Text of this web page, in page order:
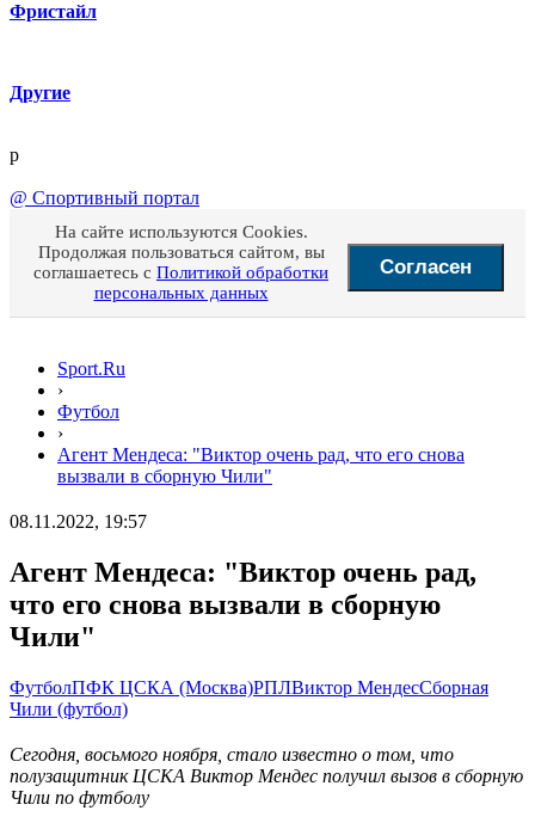
Фристайл
Другие
p
@ Спортивный портал
На сайте используются Cookies.
Продолжая пользоваться сайтом, вы
соглашаетесь с Политикой обработки
персональных данных
Согласен
Sport.Ru
›
Футбол
›
Агент Мендеса: "Виктор очень рад, что его снова
вызвали в сборную Чили"
08.11.2022, 19:57
Агент Мендеса: "Виктор очень рад,
что его снова вызвали в сборную
Чили"
ФутболПФК ЦСКА (Москва)РПЛВиктор МендесСборная
Чили (футбол)
Сегодня, восьмого ноября, стало известно о том, что
полузащитник ЦСКА Виктор Мендес получил вызов в сборную
Чили по футболу